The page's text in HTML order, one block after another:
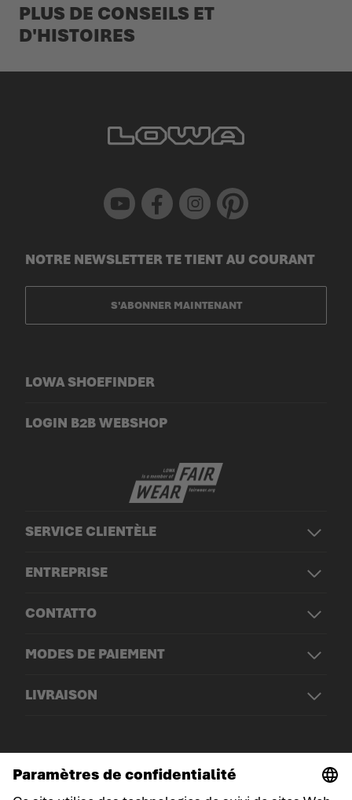
PLUS DE CONSEILS ET
D'HISTOIRES
Youtube Facebook Instagram Pinterest
SERVICE CLIENTÈLE
ENTREPRISE
CONTATTO
MODES DE PAIEMENT
LIVRAISON
LOWA SHOEFINDER
LOGIN B2B WEBSHOP
NOTRE NEWSLETTER TE TIENT AU COURANT
S'ABONNER MAINTENANT
© LOWA Sportschuhe GmbH